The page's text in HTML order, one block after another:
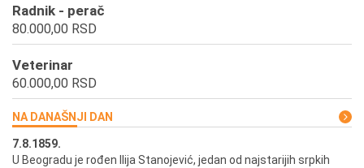
Radnik - perač
80.000,00 RSD
Veterinar
60.000,00 RSD
NA DANAŠNJI DAN
7.8.1859.
U Beogradu je rođen Ilija Stanojević, jedan od najstarijih srpkih